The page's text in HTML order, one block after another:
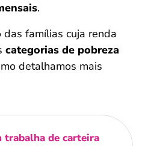
.
famílias cuja renda
categorias de pobreza
detalhamos mais
trabalha de carteira